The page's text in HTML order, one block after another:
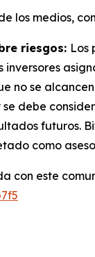
los medios,
riesgos: Los
inversores
no se
debe
futuros.
como
con este